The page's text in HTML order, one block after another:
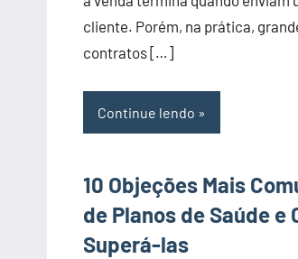
cliente. Porém, na prática,
contratos […]
Continue lendo
10 Objeções Mais
de Planos de Saúde e
Superá-las